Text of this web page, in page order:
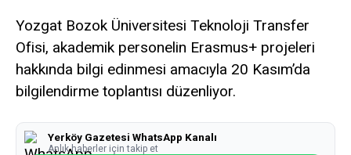
Yozgat Bozok Üniversitesi Teknoloji Transfer
Ofisi, akademik personelin Erasmus+ projeleri
hakkında bilgi edinmesi amacıyla 20 Kasım’da
bilgilendirme toplantısı düzenliyor.
Yerköy Gazetesi WhatsApp Kanalı
Anlık haberler için takip et